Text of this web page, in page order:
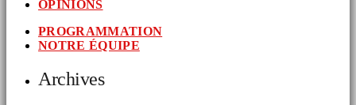
OPINIONS
PROGRAMMATION
NOTRE ÉQUIPE
Archives